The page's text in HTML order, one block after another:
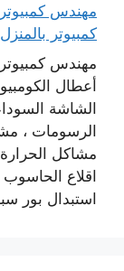
كمبيوتر بالمنزل
مهندس
أعطال
الشاشة
الرسومات ،
مشاكل
اقلاع
استبدال بور